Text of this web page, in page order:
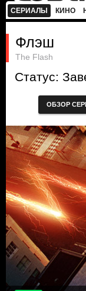
СЕРИАЛЫ КИНО
Флэш
The Flash
Статус:
ОБЗОР